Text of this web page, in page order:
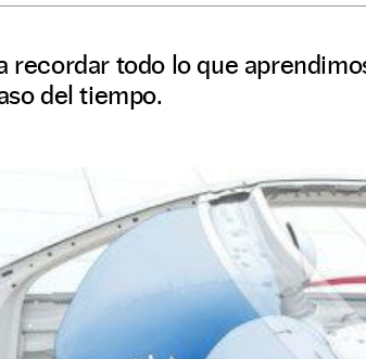
recordar todo lo que
del tiempo.